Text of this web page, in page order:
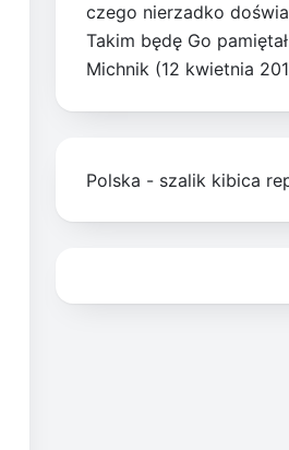
czego nierzadko
Takim będę Go
Michnik (12 kwietnia
Polska - szalik kibica